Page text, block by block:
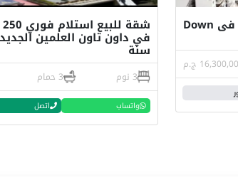
شقة للبيع 313م استلام فورى ومتشطبة فى Down
ج.م
سنة
3 نوم 3 حمام
واتساب اتصل